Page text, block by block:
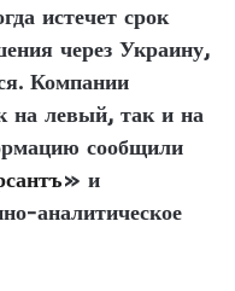
истечет срок
через Украину,
Компании
на левый, так и на
сообщили
» и
аналитическое